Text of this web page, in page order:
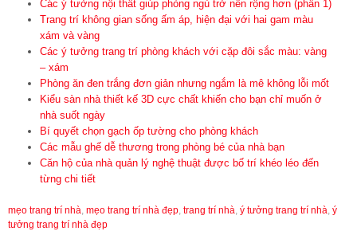
Các ý tưởng nội thất giúp phòng ngủ trở nên rộng hơn (phần 1)
Trang trí không gian sống ấm áp, hiện đại với hai gam màu
xám và vàng
Các ý tưởng trang trí phòng khách với cặp đôi sắc màu: vàng
– xám
Phòng ăn đen trắng đơn giản nhưng ngắm là mê không lỗi mốt
Kiểu sàn nhà thiết kế 3D cực chất khiến cho bạn chỉ muốn ở
nhà suốt ngày
Bí quyết chọn gạch ốp tường cho phòng khách
Các mẫu ghế dễ thương trong phòng bé của nhà bạn
Căn hộ của nhà quản lý nghệ thuật được bố trí khéo léo đến
từng chi tiết
mẹo trang trí nhà, mẹo trang trí nhà đẹp, trang trí nhà, ý tưởng trang trí nhà, ý
tưởng trang trí nhà đẹp